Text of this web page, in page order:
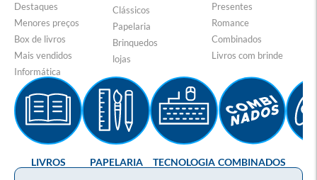
Destaques
Menores preços
Box de livros
Mais vendidos
Informática
Clássicos
Papelaria
Brinquedos
lojas
Presentes
Romance
Combinados
Livros com brinde
LIVROS PAPELARIA TECNOLOGIA COMBINADOS